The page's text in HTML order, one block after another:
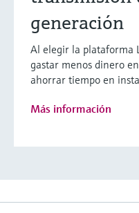
generación
Al elegir la plataforma
gastar menos dinero
ahorrar tiempo en
Más información